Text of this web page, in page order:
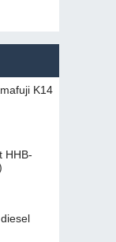
K14
HHB-